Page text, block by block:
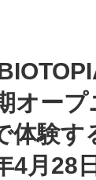
オー
体験す
4月28